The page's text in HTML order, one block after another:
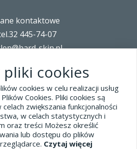
kontaktowe
445-74-07
skin.pl
KM7.pl
wersja sklepu
pliki cookies
cookies w celu realizacji usług
Cookies. Pliki cookies są
zwiększania funkcjonalności
w celach statystycznych i
oraz treści Możesz określić
lub dostępu do plików
Czytaj więcej